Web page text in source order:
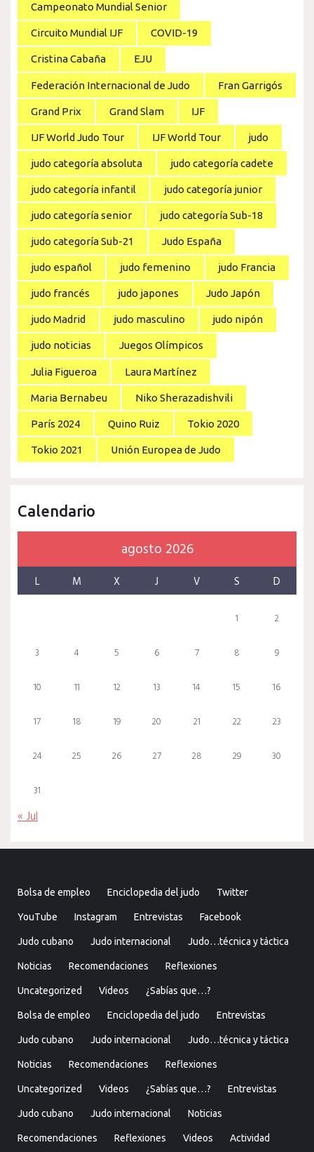
Campeonato Mundial Senior
Circuito Mundial IJF COVID-19
Cristina Cabaña EJU
Federación Internacional de Judo Fran Garrigós
Grand Prix Grand Slam IJF
IJF World Judo Tour IJF World Tour judo
judo categoría absoluta judo categoría cadete
judo categoría infantil judo categoría junior
judo categoría senior judo categoría Sub-18
judo categoría Sub-21 Judo España
judo español judo femenino judo Francia
judo francés judo japones Judo Japón
judo Madrid judo masculino judo nipón
judo noticias Juegos Olímpicos
Julia Figueroa Laura Martínez
Maria Bernabeu Niko Sherazadishvili
París 2024 Quino Ruiz Tokio 2020
Tokio 2021 Unión Europea de Judo
Calendario
agosto 2026
L M X J V S D
1 2
3 4 5 6 7 8 9
10 11 12 13 14 15 16
17 18 19 20 21 22 23
24 25 26 27 28 29 30
31
« Jul
Bolsa de empleo Enciclopedia del judo Twitter
YouTube Instagram Entrevistas Facebook
Judo cubano Judo internacional Judo…técnica y táctica
Noticias Recomendaciones Reflexiones
Uncategorized Videos ¿Sabías que…?
Bolsa de empleo Enciclopedia del judo Entrevistas
Judo cubano Judo internacional Judo…técnica y táctica
Noticias Recomendaciones Reflexiones
Uncategorized Videos ¿Sabías que…? Entrevistas
Judo cubano Judo internacional Noticias
Recomendaciones Reflexiones Videos Actividad